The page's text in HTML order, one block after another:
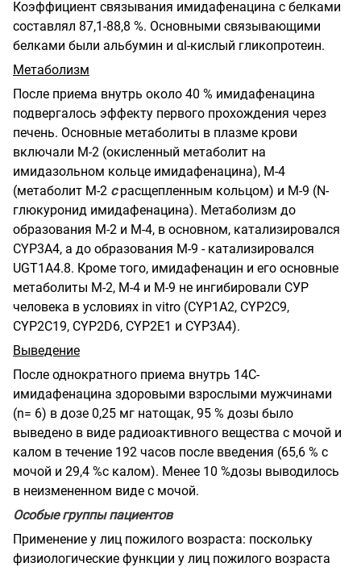
Коэффициент связывания имидафенацина с белками
составлял 87,1-88,8 %. Основными связывающими
белками были альбумин и αl-кислый гликопротеин.
Метаболизм
После приема внутрь около 40 % имидафенацина
подвергалось эффекту первого прохождения через
печень. Основные метаболиты в плазме крови
включали М-2 (окисленный метаболит на
имидазольном кольце имидафенацина), М-4
(метаболит М-2 срасщепленным кольцом) и М-9 (N-
глюкуронид имидафенацина). Метаболизм до
образования М-2 и М-4, в основном, катализировался
CYP3A4, а до образования М-9 - катализировался
UGT1A4.8. Кроме того, имидафенацин и его основные
метаболиты М-2, М-4 и М-9 не ингибировали СУР
человека в условиях in vitro (CYP1A2, CYP2C9,
CYP2C19, CYP2D6, CYP2E1 и CYP3A4).
Выведение
После однократного приема внутрь 14С-
имидафенацина здоровыми взрослыми мужчинами
(n= 6) в дозе 0,25 мг натощак, 95 % дозы было
выведено в виде радиоактивного вещества с мочой и
калом в течение 192 часов после введения (65,6 % с
мочой и 29,4 %с калом). Менее 10 %дозы выводилось
в неизмененном виде с мочой.
Особые группы пациентов
Применение у лиц пожилого возраста: поскольку
физиологические функции у лиц пожилого возраста